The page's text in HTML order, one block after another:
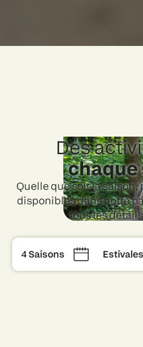
Des
chaque
Quelle que soit la
disponibles dans notre
tous les
4 Saisons Estivales